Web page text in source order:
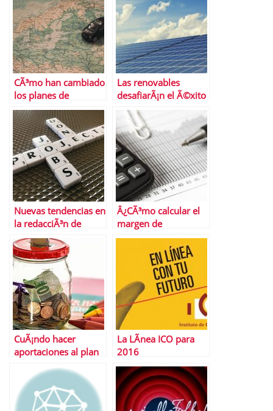
CÃ³mo han cambiado
los planes de
transporte en
Semana Santa las
restricciones
Las renovables
desafiarÃ¡n el Ã©xito
del gas natural a
largo plazo
Nuevas tendencias en
la redacciÃ³n de
curriculums que
debes conocer
Â¿CÃ³mo calcular el
margen de
contribuciÃ³n?
CuÃ¡ndo hacer
aportaciones al plan
La LÃ­nea ICO para
2016